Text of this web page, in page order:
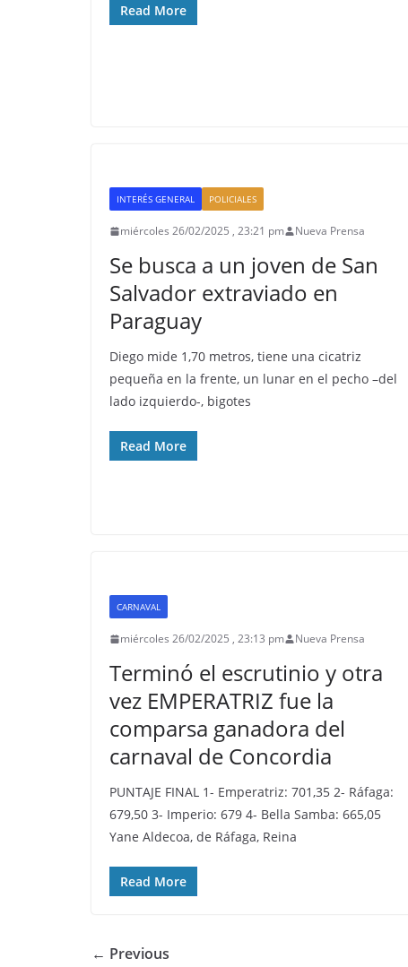
Read More
INTERÉS GENERAL POLICIALES
miércoles 26/02/2025 , 23:21 pm Nueva Prensa
Se busca a un joven de San
Salvador extraviado en
Paraguay
Diego mide 1,70 metros, tiene una cicatriz
pequeña en la frente, un lunar en el pecho –del
lado izquierdo-, bigotes
Read More
CARNAVAL
miércoles 26/02/2025 , 23:13 pm Nueva Prensa
Terminó el escrutinio y otra
vez EMPERATRIZ fue la
comparsa ganadora del
carnaval de Concordia
PUNTAJE FINAL 1- Emperatriz: 701,35 2- Ráfaga:
679,50 3- Imperio: 679 4- Bella Samba: 665,05
Yane Aldecoa, de Ráfaga, Reina
Read More
← Previous